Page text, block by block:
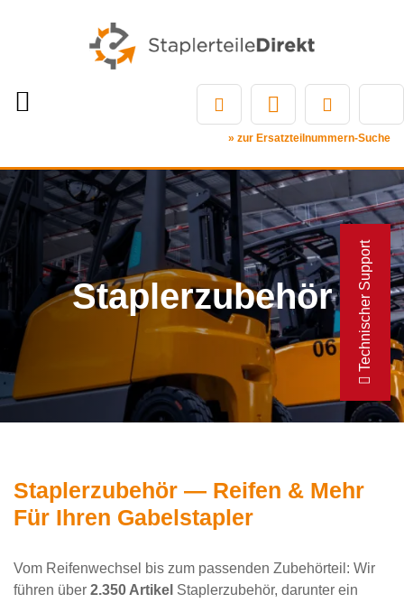
Technischer Support
» zur Ersatzteilnummern-Suche
Staplerzubehör
Staplerzubehör — Reifen & Mehr
Für Ihren Gabelstapler
Vom Reifenwechsel bis zum passenden Zubehörteil: Wir
führen über 2.350 Artikel Staplerzubehör, darunter ein